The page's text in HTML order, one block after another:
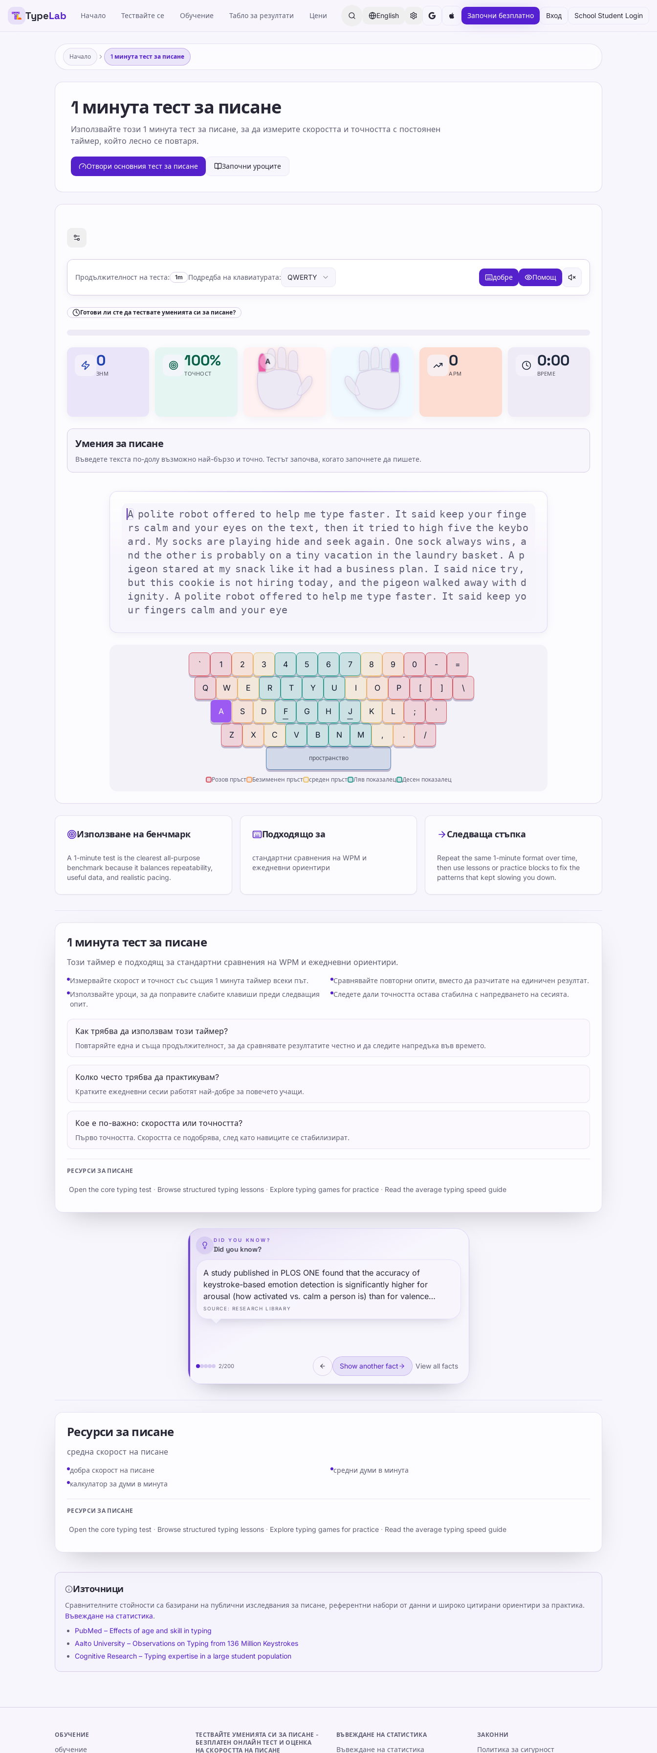
TypeLab Начало Тествайте се Обучение Табло за резултати Цени English Започни безплатно Вход School Student Login
Начало 1 минута тест за писане
1 минута тест за писане
Използвайте този 1 минута тест за писане, за да измерите скоростта и точността с постоянен
таймер, който лесно се повтаря.
Отвори основния тест за писане Започни уроците
Готови ли сте да тествате уменията си за писане?
Продължителност на теста: 1m Подредба на клавиатурата: QWERTY добре Помощ
Готови ли сте да тествате уменията си за писане?
0
ЗНМ
100%
ТОЧНОСТ
A 0
APM
0:00
ВРЕМЕ
Умения за писане
Въведете текста по-долу възможно най-бързо и точно. Тестът започва, когато започнете да пишете.
A polite robot offered to help me type faster . It said keep you r finge
rs calm and your eyes on the text , then it t ried to high five t he keybo
a rd . My socks are playing hide and seek again . One sock always wins , a
nd t he ot he r is p robably on a tiny vacation in the laund ry basket . A p
igeon stared at my snack like it had a busines s plan . I said nice t ry ,
but this cookie is not hiring today , and the pigeon wal ked away wit h d
ignity . A polite robot offe red to hel p me type faste r. It said keep yo
u r finge rs calm and you r eye
` 1 2 3 4 5 6 7 8 9 0 - =
Q W E R T Y U I O P [ ] \
A S D F G H J K L ; '
Z X C V B N M , . /
пространство
Розов пръст Безименен пръст среден пръст Ляв показалец Десен показалец
Използване на бенчмарк
A 1-minute test is the clearest all-purpose
benchmark because it balances repeatability,
useful data, and realistic pacing.
Подходящо за
стандартни сравнения на WPM и
ежедневни ориентири
Следваща стъпка
Repeat the same 1-minute format over time,
then use lessons or practice blocks to fix the
patterns that kept slowing you down.
1 минута тест за писане
Този таймер е подходящ за стандартни сравнения на WPM и ежедневни ориентири.
Измервайте скорост и точност със същия 1 минута таймер всеки път.
Сравнявайте повторни опити, вместо да разчитате на единичен резултат.
Използвайте уроци, за да поправите слабите клавиши преди следващия
опит.
Следете дали точността остава стабилна с напредването на сесията.
Как трябва да използвам този таймер?
Повтаряйте една и съща продължителност, за да сравнявате резултатите честно и да следите напредъка във времето.
Колко често трябва да практикувам?
Кратките ежедневни сесии работят най-добре за повечето учащи.
Кое е по-важно: скоростта или точността?
Първо точността. Скоростта се подобрява, след като навиците се стабилизират.
РЕСУРСИ ЗА ПИСАНЕ
Open the core typing test · Browse structured typing lessons · Explore typing games for practice · Read the average typing speed guide
DID YOU KNOW?
Did you know?
A study published in PLOS ONE found that the accuracy of
keystroke-based emotion detection is significantly higher for
arousal (how activated vs. calm a person is) than for valence
(positive vs. negative mood) — suggesting that typing rhythm is
more sensitive to alertness levels than to emotional content, which
SOURCE : RESEARCH LIBRARY
2/200 Show another fact View all facts
Ресурси за писане
средна скорост на писане
добра скорост на писане
средни думи в минута
калкулатор за думи в минута
РЕСУРСИ ЗА ПИСАНЕ
Open the core typing test · Browse structured typing lessons · Explore typing games for practice · Read the average typing speed guide
Източници
Сравнителните стойности са базирани на публични изследвания за писане, референтни набори от данни и широко цитирани ориентири за практика.
Въвеждане на статистика.
PubMed – Effects of age and skill in typing
Aalto University – Observations on Typing from 136 Million Keystrokes
Cognitive Research – Typing expertise in a large student population
ОБУЧЕНИЕ
обучение
ТЕСТВАЙТЕ УМЕНИЯТА СИ ЗА ПИСАНЕ -
БЕЗПЛАТЕН ОНЛАЙН ТЕСТ И ОЦЕНКА
НА СКОРОСТТА НА ПИСАНЕ
ВЪВЕЖДАНЕ НА СТАТИСТИКА
Въвеждане на статистика
ЗАКОННИ
Политика за сигурност